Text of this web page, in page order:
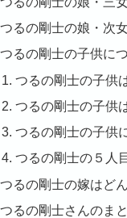
つるの剛士の娘・次
つるの剛士の子供に
つるの剛士の子供
つるの剛士の子供
つるの剛士の子供
つるの剛士の５人
つるの剛士の嫁はど
つるの剛士さんのま